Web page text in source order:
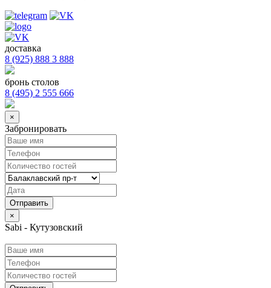
доставка
8 (925) 888 3 888
бронь столов
8 (495) 2 555 666
×
Забронировать
×
Sabi - Кутузовский